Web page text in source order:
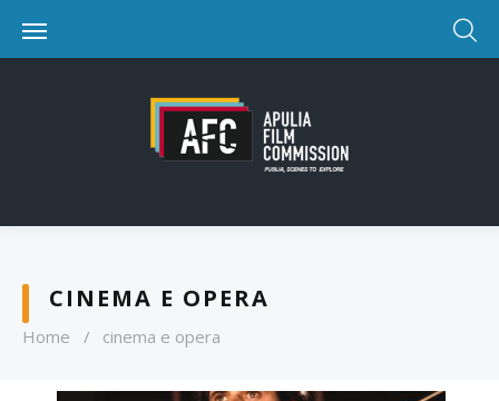
CINEMA E OPERA
Home / cinema e opera